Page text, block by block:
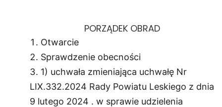
PORZĄDEK OBRAD
Otwarcie
Sprawdzenie obecności
1) uchwała zmieniająca uchwałę Nr
LIX.332.2024 Rady Powiatu Leskiego z dnia
9 lutego 2024 . w sprawie udzielenia